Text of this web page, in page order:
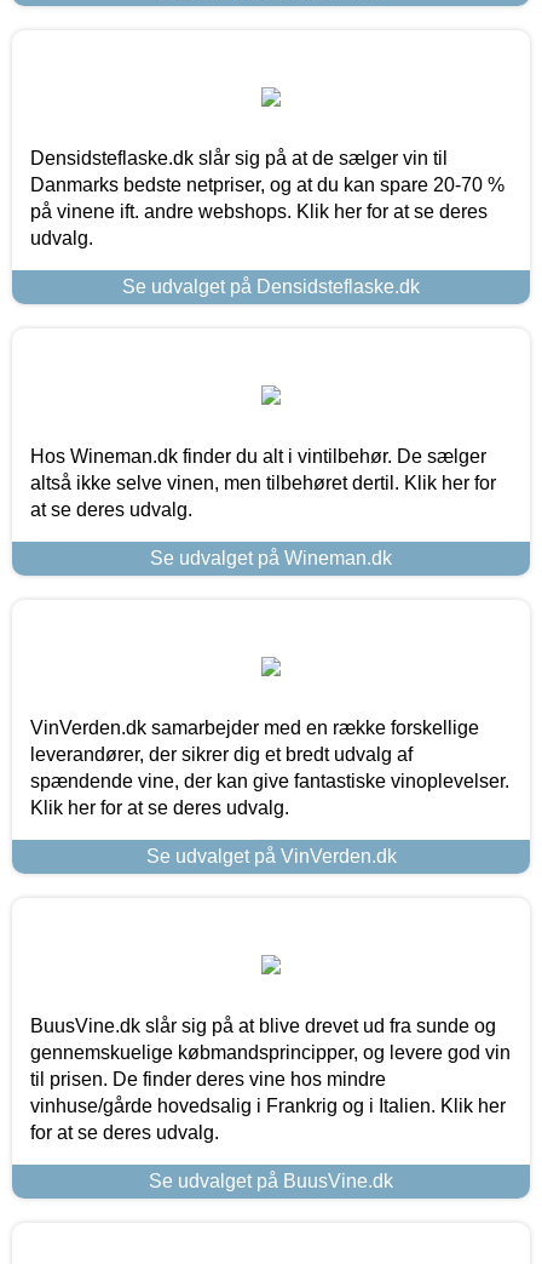
Densidsteflaske.dk slår sig på at de sælger vin til
Danmarks bedste netpriser, og at du kan spare 20-70 %
på vinene ift. andre webshops. Klik her for at se deres
udvalg.
Se udvalget på Densidsteflaske.dk
Hos Wineman.dk finder du alt i vintilbehør. De sælger
altså ikke selve vinen, men tilbehøret dertil. Klik her for
at se deres udvalg.
Se udvalget på Wineman.dk
VinVerden.dk samarbejder med en række forskellige
leverandører, der sikrer dig et bredt udvalg af
spændende vine, der kan give fantastiske vinoplevelser.
Klik her for at se deres udvalg.
Se udvalget på VinVerden.dk
BuusVine.dk slår sig på at blive drevet ud fra sunde og
gennemskuelige købmandsprincipper, og levere god vin
til prisen. De finder deres vine hos mindre
vinhuse/gårde hovedsalig i Frankrig og i Italien. Klik her
for at se deres udvalg.
Se udvalget på BuusVine.dk